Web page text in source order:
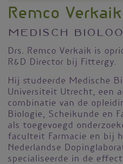
Remco Verkaik
Medisch
Drs. Remco Verkaik is
R&D Director bij Fittergy.
Hij studeerde Medische
Universiteit Utrecht, een
combinatie van de
Biologie, Scheikunde en
als toegevoegd
faculteit Farmacie en bij
Nederlandse
specialiseerde in de